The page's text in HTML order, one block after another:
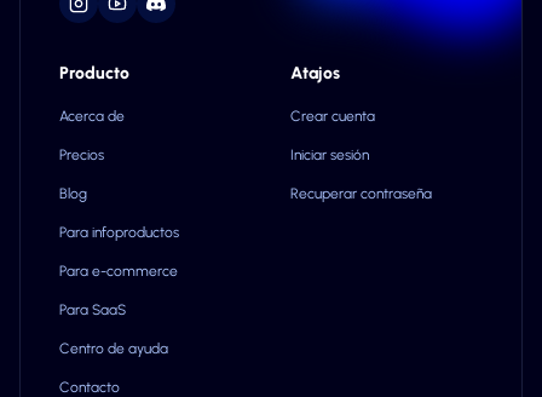
Producto
Acerca de
Precios
Blog
Para infoproductos
Para e-commerce
Para SaaS
Centro de ayuda
Contacto
Atajos
Crear cuenta
Iniciar sesión
Recuperar contraseña